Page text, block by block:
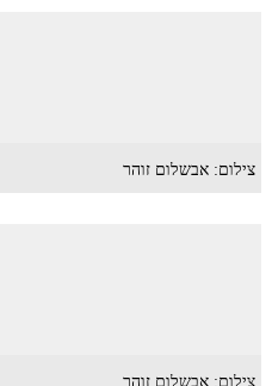
צילום: אבשלום זוהר
צילום: אבשלום זוהר